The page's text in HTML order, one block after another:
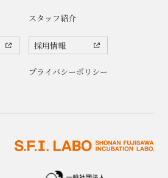
スタッフ紹介
採用情報
プライバシーポリシー